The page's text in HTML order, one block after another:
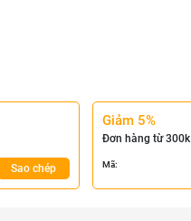
Sao chép
Giảm 5%
Đơn hàng từ 300k
Mã: